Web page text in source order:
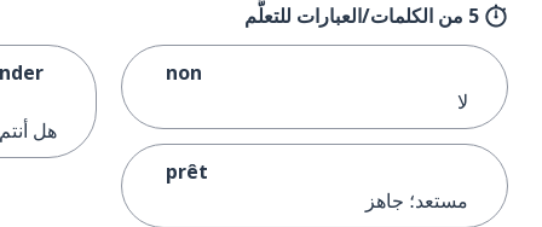
5 من الكلمات/العبارات للتعلُّم
non
لا
prêt
مستعد؛ جاهز
هل